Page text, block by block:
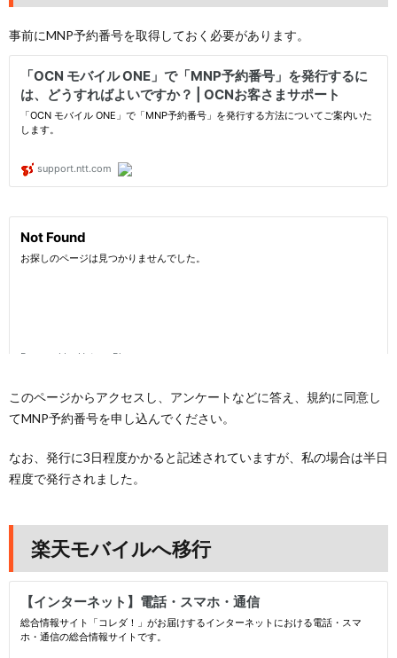
事前にMNP予約番号を取得しておく必要があります。
このページからアクセスし、アンケートなどに答え、規約に同意し
てMNP予約番号を申し込んでください。
なお、発行に3日程度かかると記述されていますが、私の場合は半日
程度で発行されました。
楽天モバイルへ移行